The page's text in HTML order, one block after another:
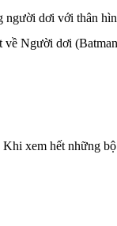
dơi với thân
về Người dơi
xem hết những